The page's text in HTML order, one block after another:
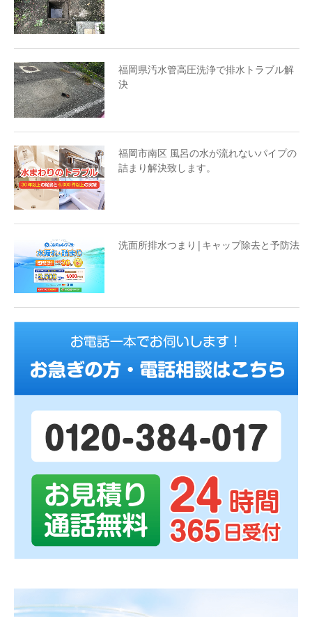
福岡県汚水管高圧洗浄で排水トラブル解
決
福岡市南区 風呂の水が流れないパイプの
詰まり解決致します。
洗面所排水つまり|キャップ除去と予防法